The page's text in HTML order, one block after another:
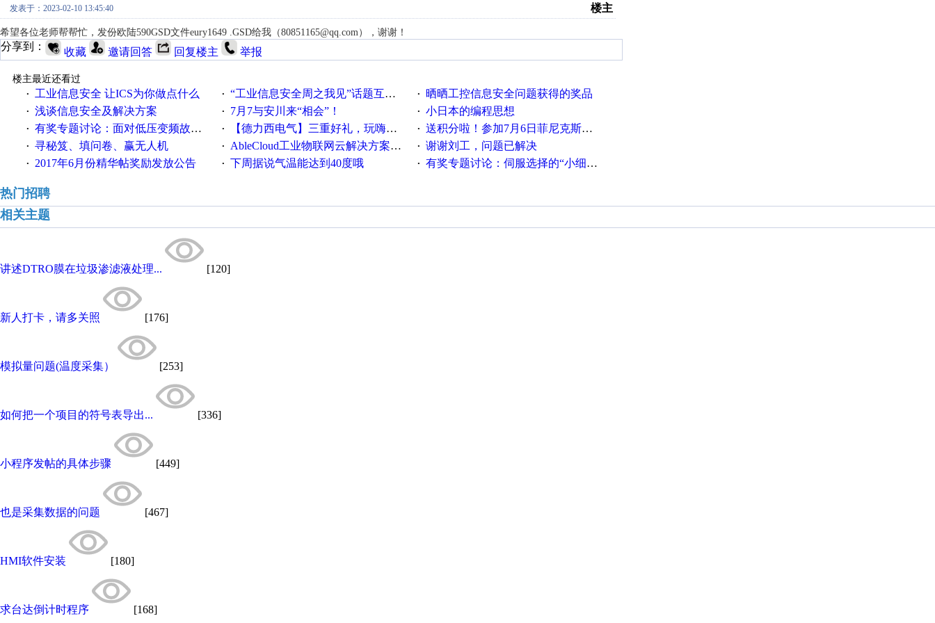
发表于：2023-02-10 13:45:40 楼主
希望各位老师帮帮忙，发份欧陆590GSD文件eury1649 .GSD给我（80851165@qq.com），谢谢！
分享到： 收藏 邀请回答 回复楼主 举报
楼主最近还看过
·
工业信息安全 让ICS为你做点什么 · “工业信息安全周之我见”话题互动获奖名单发布公告 · 晒晒工控信息安全问题获得的奖品
· 浅谈信息安全及解决方案 · 7月7与安川来“相会”！ · 小日本的编程思想
· 有奖专题讨论：面对低压变频故障，老手是这样解决的！ · 【德力西电气】三重好礼，玩嗨夏日！ · 送积分啦！参加7月6日菲尼克斯在线研讨会即得
· 寻秘笈、填问卷、赢无人机 · AbleCloud工业物联网云解决方案实践及应用 · 谢谢刘工，问题已解决
· 2017年6月份精华帖奖励发放公告 · 下周据说气温能达到40度哦 · 有奖专题讨论：伺服选择的“小细节大学问”奖励公告
热门招聘
相关主题
讲述DTRO膜在垃圾渗滤液处理... [120]
新人打卡，请多关照 [176]
模拟量问题(温度采集） [253]
如何把一个项目的符号表导出... [336]
小程序发帖的具体步骤 [449]
也是采集数据的问题 [467]
HMI软件安装 [180]
求台达倒计时程序 [168]